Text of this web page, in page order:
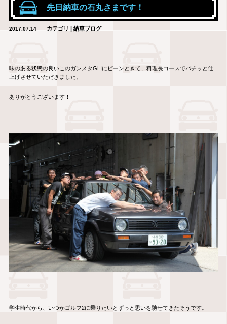
先日納車の石丸さまです！
2017.07.14 カテゴリ | 納車ブログ
味のある状態の良いこのガンメタGLIにピーンときて、料理長コースでバチッと仕
上げさせていただきました。
ありがとうございます！
学生時代から、いつかゴルフ2に乗りたいとずっと思いを馳せてきたそうです。